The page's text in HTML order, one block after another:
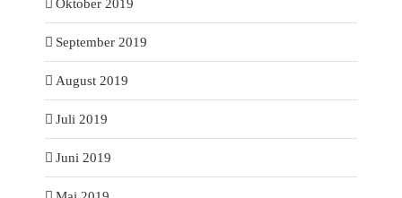
Oktober 2019
September 2019
August 2019
Juli 2019
Juni 2019